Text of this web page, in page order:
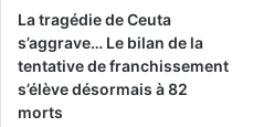
La tragédie de Ceuta
s’aggrave… Le bilan de la
tentative de franchissement
s’élève désormais à 82
morts